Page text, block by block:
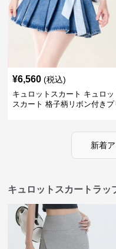
¥6,560 (税込)
キュロットスカート キュロッ
スカート 格子柄リボン付きプ
新着
キュロットスカートラッ